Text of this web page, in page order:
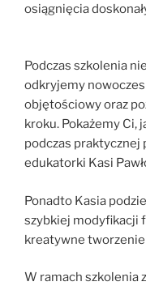
osiągnięcia
Podczas szkolenia
odkryjemy
objętościowy oraz
kroku. Pokażemy Ci,
podczas praktycznej
edukatorki Kasi
Ponadto Kasia
szybkiej modyfikacji
kreatywne tworzenie
W ramach szkolenia